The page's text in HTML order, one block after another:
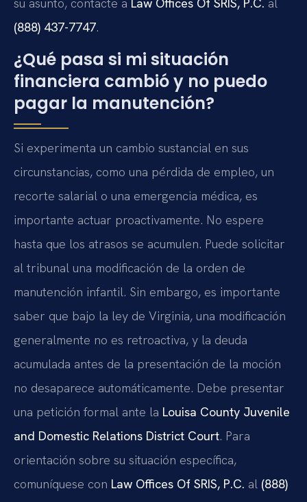
(888) 437-7747.
¿Qué pasa si mi situación
financiera cambió y no puedo
pagar la manutención?
Si experimenta un cambio sustancial en sus
circunstancias, como una pérdida de empleo, un
recorte salarial o una emergencia médica, es
importante actuar proactivamente. No espere
hasta que los atrasos se acumulen. Puede solicitar
al tribunal una modificación de la orden de
manutención infantil. Sin embargo, es importante
saber que bajo la ley de Virginia, una modificación
generalmente no es retroactiva, y la deuda
acumulada antes de la presentación de la moción
no desaparece automáticamente. Debe presentar
una petición formal ante la Louisa County Juvenile
and Domestic Relations District Court. Para
orientación sobre su situación específica,
comuníquese con Law Offices Of SRIS, P.C. al (888)